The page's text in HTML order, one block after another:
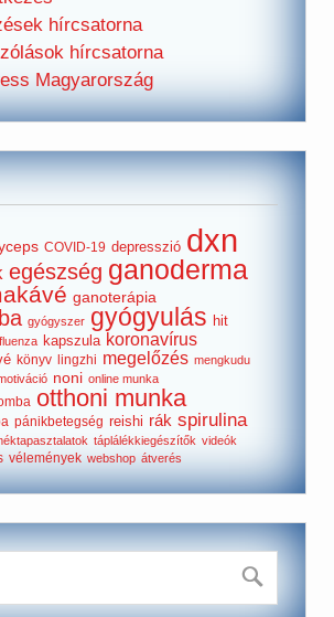
hírcsatorna
hírcsatorna
Magyarország
COVID-19 depresszió dxn
egészség ganoderma
ganoterápia
gyógyszer gyógyulás hit
kapszula koronavírus
könyv lingzhi megelőzés mengkudu
noni online munka
otthoni munka
pánikbetegség reishi rák spirulina
táplálékkiegészítők videók
vélemények webshop átverés